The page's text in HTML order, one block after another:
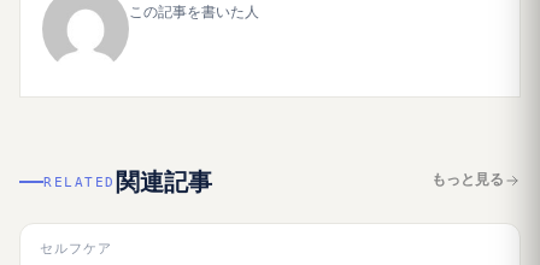
この記事を書いた人
RELATED 関連記事 もっと見る
セルフケア